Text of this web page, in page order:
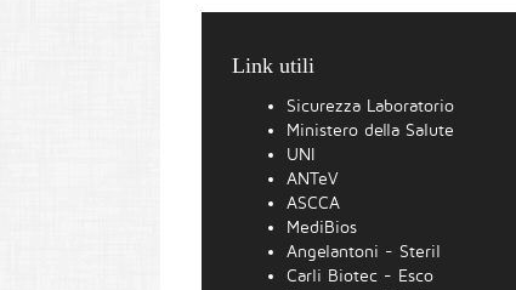
Link utili
Sicurezza Laboratorio
Ministero della Salute
UNI
ANTeV
ASCCA
MediBios
Angelantoni - Steril
Carli Biotec - Esco